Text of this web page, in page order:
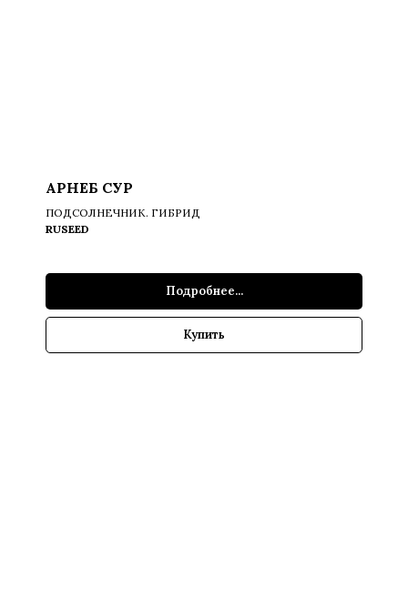
АРНЕБ СУР
ПОДСОЛНЕЧНИК. ГИБРИД
RUSEED
Подробнее...
Купить